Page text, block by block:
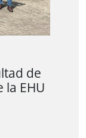
de
la EHU